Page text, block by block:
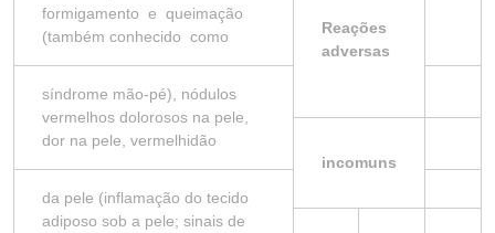
formigamento e queimação
(também conhecido como
Reações
adversas
síndrome mão-pé), nódulos
vermelhos dolorosos na pele,
dor na pele, vermelhidão
incomuns
da pele (inflamação do tecido
adiposo sob a pele; sinais de